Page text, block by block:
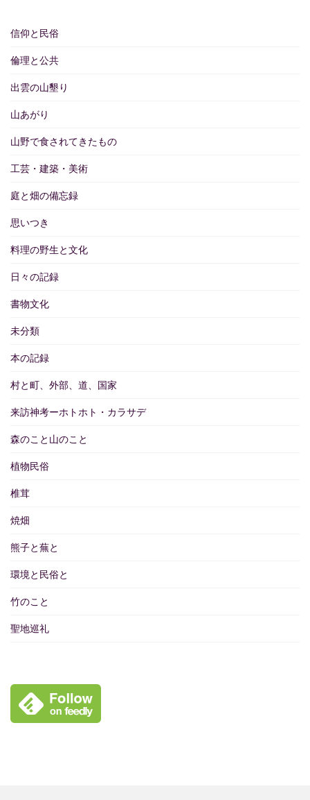
信仰と民俗
倫理と公共
出雲の山墾り
山あがり
山野で食されてきたもの
工芸・建築・美術
庭と畑の備忘録
思いつき
料理の野生と文化
日々の記録
書物文化
未分類
本の記録
村と町、外部、道、国家
来訪神考ーホトホト・カラサデ
森のこと山のこと
植物民俗
椎茸
焼畑
熊子と蕪と
環境と民俗と
竹のこと
聖地巡礼